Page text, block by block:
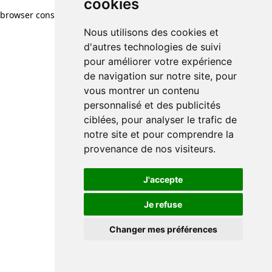
cookies
Nous utilisons des cookies et
d'autres technologies de suivi
pour améliorer votre expérience
de navigation sur notre site, pour
vous montrer un contenu
personnalisé et des publicités
ciblées, pour analyser le trafic de
notre site et pour comprendre la
provenance de nos visiteurs.
J'accepte
Je refuse
Changer mes préférences
browser console for more information)